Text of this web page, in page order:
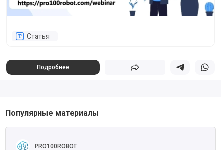
Статья
Подробнее Поделиться Поделиться в
Популярные материалы
PRO100ROBOT